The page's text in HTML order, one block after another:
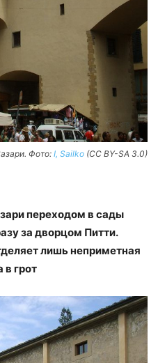
Фото:I, Sailko (CC BY-SA 3.0)
переходом в сады
за дворцом Питти.
лишь неприметная
в грот